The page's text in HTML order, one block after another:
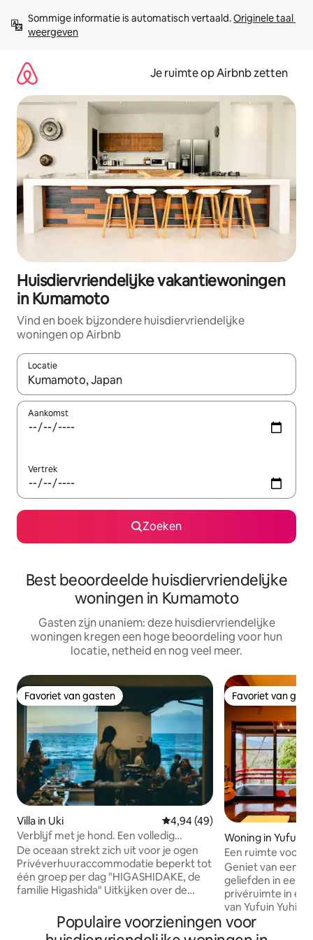
direct
naar
Sommige informatie is automatisch vertaald. Originele taal
weergeven
Je ruimte op Airbnb zetten
Huisdiervriendelijke vakantiewoningen
in Kumamoto
Vind en boek bijzondere huisdiervriendelijke
woningen op Airbnb
Locatie
Wanneer er suggesties beschikbaar zijn, maak je een keuze
Aankomst
Vertrek
Zoeken
Best beoordeelde huisdiervriendelijke
woningen in Kumamoto
Gasten zijn unaniem: deze huisdiervriendelijke
woningen kregen een hoge beoordeling voor hun
locatie, netheid en nog veel meer.
Favoriet van gasten
Favoriet van gasten
Villa in Uki Gemiddelde beoordeling van
4,94 (49)
Verblijf met je hond. Een volledig
privéwoning aan het strand met een
prachtig uitzicht op de oceaan! BBQ
binnen. Grote honden zijn toegestaan.
Huisdieren zijn toegestaan vanaf 1
De oceaan strekt zich uit voor je ogen
Privéverhuuraccommodatie beperkt tot
één groep per dag "HIGASHIDAKE, de
familie Higashida" Uitkijken over de
van een barbecue binnen met je hond
Je bent van harte welkom om ervan te
Favoriet van
Favoriet van
Woning in Yufu
Een ruimte voor
en de
Geniet van een
geliefden in een
privéruimte in
van Yufuin Yuhira
beperkte villa
ongeveer 3
Populaire voorzieningen voor